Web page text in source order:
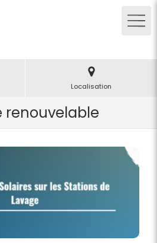
Localisation
renouvelable